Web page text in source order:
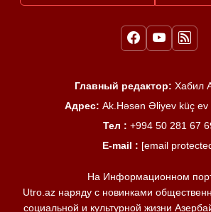
Главный редактор: Хабил
Адрес: Ak.Həsən Əliyev küç ev
Тел : +994 50 281 67
E-mail : [email
На Информационном
Utro.az наряду с новинками
социальной и культурной жизни